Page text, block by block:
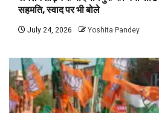
सहमति, स्वाद पर भी बोले
July 24, 2026 Yoshita Pandey